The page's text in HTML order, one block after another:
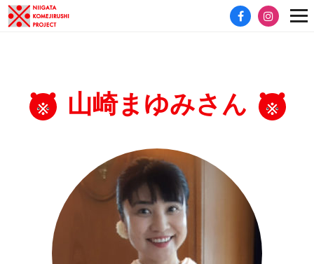
山崎まゆみさん